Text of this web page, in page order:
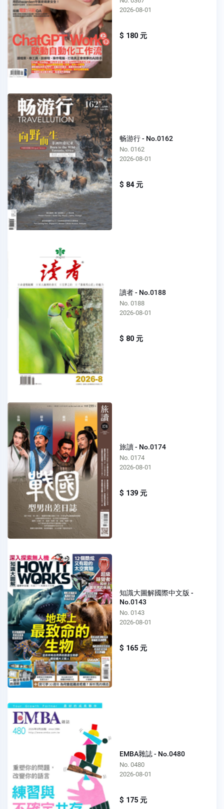
2026-08-01
$ 180 元
畅游行 - No.0162
No. 0162
2026-08-01
$ 84 元
讀者 - No.0188
No. 0188
2026-08-01
$ 80 元
旅讀 - No.0174
No. 0174
2026-08-01
$ 139 元
知識大圖解國際中文版 -
No.0143
No. 0143
2026-08-01
$ 165 元
EMBA雜誌 - No.0480
No. 0480
2026-08-01
$ 175 元